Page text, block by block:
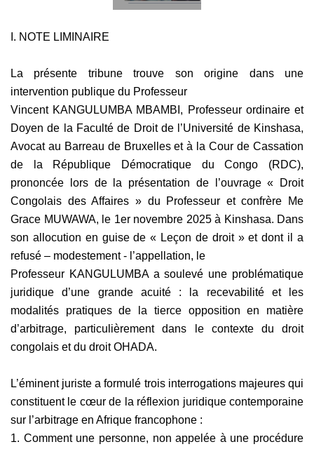
I. NOTE LIMINAIRE
La présente tribune trouve son origine dans une
intervention publique du Professeur
Vincent KANGULUMBA MBAMBI, Professeur ordinaire et
Doyen de la Faculté de Droit de l’Université de Kinshasa,
Avocat au Barreau de Bruxelles et à la Cour de Cassation
de la République Démocratique du Congo (RDC),
prononcée lors de la présentation de l’ouvrage « Droit
Congolais des Affaires » du Professeur et confrère Me
Grace MUWAWA, le 1er novembre 2025 à Kinshasa. Dans
son allocution en guise de « Leçon de droit » et dont il a
refusé – modestement - l’appellation, le
Professeur KANGULUMBA a soulevé une problématique
juridique d’une grande acuité : la recevabilité et les
modalités pratiques de la tierce opposition en matière
d’arbitrage, particulièrement dans le contexte du droit
congolais et du droit OHADA.
L’éminent juriste a formulé trois interrogations majeures qui
constituent le cœur de la réflexion juridique contemporaine
sur l’arbitrage en Afrique francophone :
1. Comment une personne, non appelée à une procédure